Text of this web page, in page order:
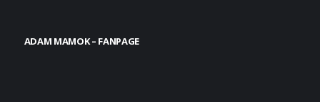
ADAM MAMOK – FANPAGE